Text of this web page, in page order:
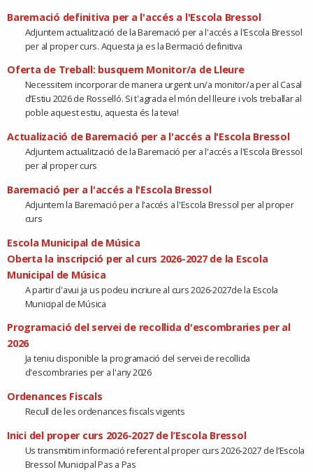
Baremació definitiva per a l'accés a l'Escola Bressol
Adjuntem actualització de la Baremació per a l'accés a l'Escola Bressol
per al proper curs. Aquesta ja es la Bermació definitiva
Oferta de Treball: busquem Monitor/a de Lleure
Necessitem incorporar de manera urgent un/a monitor/a per al Casal
d’Estiu 2026 de Rosselló. Si t'agrada el món del lleure i vols treballar al
poble aquest estiu, aquesta és la teva!
Actualizació de Baremació per a l'accés a l'Escola Bressol
Adjuntem actualització de la Baremació per a l'accés a l'Escola Bressol
per al proper curs
Baremació per a l'accés a l'Escola Bressol
Adjuntem la Baremació per a l'accés a l'Escola Bressol per al proper
curs
Escola Municipal de Música
Oberta la inscripció per al curs 2026-2027 de la Escola
Municipal de Música
A partir d'avui ja us podeu incriure al curs 2026-2027de la Escola
Municipal de Música
Programació del servei de recollida d'escombraries per al
2026
Ja teniu disponible la programació del servei de recollida
d'escombraries per a l'any 2026
Ordenances Fiscals
Recull de les ordenances fiscals vigents
Inici del proper curs 2026-2027 de l’Escola Bressol
Us transmitim informació referent al proper curs 2026-2027 de l’Escola
Bressol Municipal Pas a Pas